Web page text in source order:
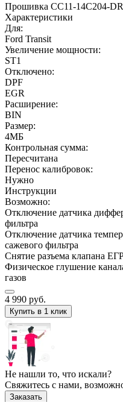
Прошивка CC11-14C204-
Характеристики
Для:
Ford Transit
Увеличение мощности:
ST1
Отключено:
DPF
EGR
Расширение:
BIN
Размер:
4МБ
Контрольная сумма:
Пересчитана
Перенос калибровок:
Нужно
Инструкции
Возможно:
Отключение датчика
фильтра
Отключение датчика
сажевого фильтра
Снятие разъема клапана
Физическое глушение
газов
4 990 руб.
Купить в 1 клик
Не нашли то, что искали?
Свяжитесь с нами,
Заказать